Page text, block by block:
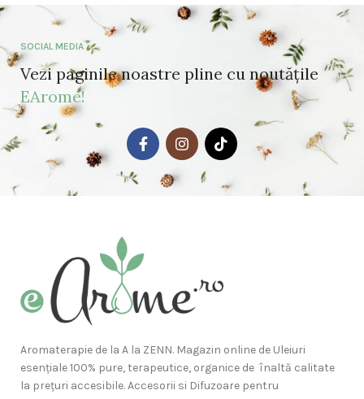
SOCIAL MEDIA
Vezi paginile noastre pline cu noutățile
EArome!
Aromaterapie de la A la ZENN. Magazin online de Uleiuri
esențiale 100% pure, terapeutice, organice de înaltă calitate
la prețuri accesibile. Accesorii si Difuzoare pentru